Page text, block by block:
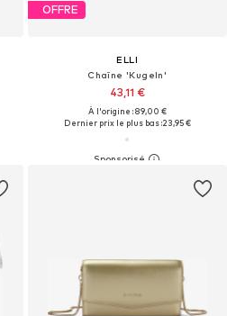
OFFRE
ELLI
Chaîne 'Kugeln'
43,11 €
À l'origine : 89,00 €
Dernier prix le plus bas :23,95 €